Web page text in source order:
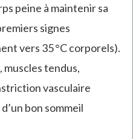
peine à maintenir sa
signes
vers 35 °C corporels).
muscles tendus,
vasculaire
bon sommeil